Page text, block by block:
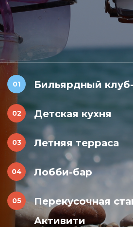
Бильярдный
Детская кухня
Летняя терраса
Лобби-бар
Перекусочная
Активити